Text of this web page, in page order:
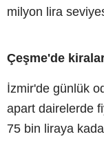
milyon lira
Çeşme'de
İzmir'de günlük
apart dairelerde
75 bin liraya